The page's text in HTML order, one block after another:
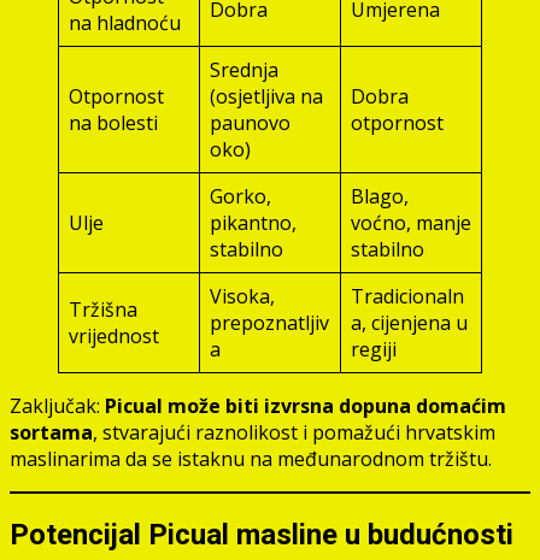
na hladnoću
Dobra Umjerena
Otpornost
na bolesti
Srednja
(osjetljiva na
paunovo
oko)
Dobra
otpornost
Ulje
Gorko,
pikantno,
stabilno
Blago,
voćno, manje
stabilno
Tržišna
vrijednost
Visoka,
prepoznatljiv
a
Tradicionaln
a, cijenjena u
regiji
Zaključak: Picual može biti izvrsna dopuna domaćim
sortama, stvarajući raznolikost i pomažući hrvatskim
maslinarima da se istaknu na međunarodnom tržištu.
Potencijal Picual masline u budućnosti